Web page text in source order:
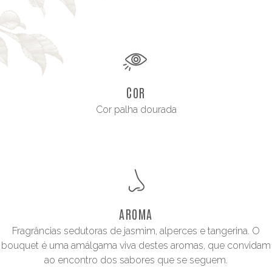
COR
Cor palha dourada
AROMA
Fragrâncias sedutoras de jasmim, alperces e tangerina. O
bouquet é uma amálgama viva destes aromas, que convidam
ao encontro dos sabores que se seguem.